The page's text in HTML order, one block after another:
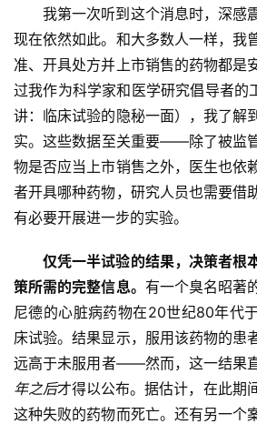
我第一次听到这个消息时，深感
现在依然如此。和大多数人一样，我
准、开具处方并上市销售的药物都是
过我作为科学家和医学研究倡导者的
讲：临床试验的隐秘一面），我了解
实。这些数据至关重要——除了被监
物是否应当上市销售之外，医生也依
者开具哪种药物，研究人员也需要借
有必要开展进一步的实验。
仅凭一半试验的结果，决策者根
策所需的完整信息。 有一个臭名昭著
尼德的心脏病药物在20世纪80年代
床试验。结果显示，服用该药物的患
远高于未服用者——然而，这一结果
年之后才得以公布。据估计，在此期
这种失败的药物而死亡。还有另一个